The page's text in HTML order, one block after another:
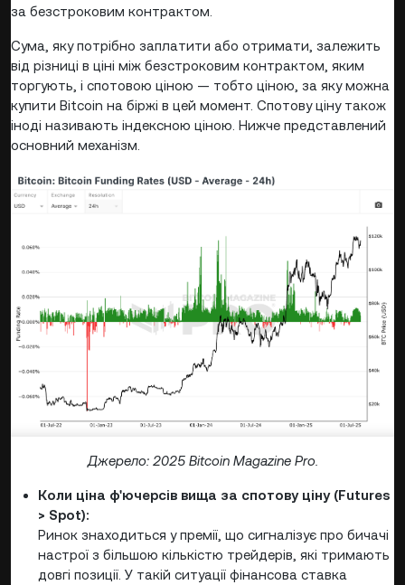
за безстроковим контрактом.
Сума, яку потрібно заплатити або отримати, залежить
від різниці в ціні між безстроковим контрактом, яким
торгують, і спотовою ціною — тобто ціною, за яку можна
купити Bitcoin на біржі в цей момент. Спотову ціну також
іноді називають індексною ціною. Нижче представлений
основний механізм.
Джерело: 2025 Bitcoin Magazine Pro.
Коли ціна ф'ючерсів вища за спотову ціну (Futures
> Spot):
Ринок знаходиться у премії, що сигналізує про бичачі
настрої з більшою кількістю трейдерів, які тримають
довгі позиції. У такій ситуації фінансова ставка